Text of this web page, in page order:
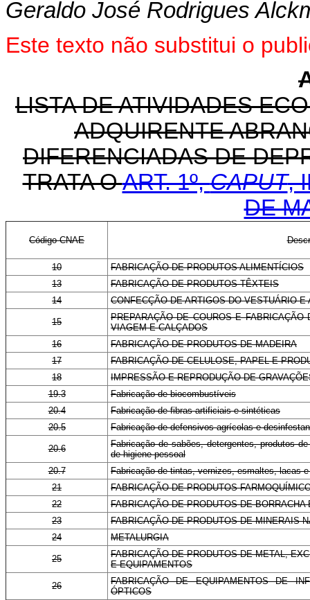
Geraldo José Rodrigues
Este texto não substitui o
LISTA DE ATIVIDADES
ADQUIRENTE
DIFERENCIADAS DE
TRATA OART. 1º,CAPUT,
DE
Código CNAE
10
FABRICAÇÃO DE PRODUTOS ALIMENTÍCIOS
13
FABRICAÇÃO DE PRODUTOS TÊXTEIS
14
CONFECÇÃO DE ARTIGOS DO VESTUÁRIO E
15
PREPARAÇÃO DE COUROS E
VIAGEM E CALÇADOS
16
FABRICAÇÃO DE PRODUTOS DE MADEIRA
17
FABRICAÇÃO DE CELULOSE, PAPEL E
18
IMPRESSÃO E REPRODUÇÃO DE
19.3
Fabricação de biocombustíveis
20.4
Fabricação de fibras artificiais e sintéticas
20.5
Fabricação de defensivos agrícolas e
20.6
Fabricação de sabões, detergentes, produtos
de higiene pessoal
20.7
Fabricação de tintas, vernizes, esmaltes, lacas
21
FABRICAÇÃO DE PRODUTOS
22
FABRICAÇÃO DE PRODUTOS DE
23
FABRICAÇÃO DE PRODUTOS DE MINERAIS
24
METALURGIA
25
FABRICAÇÃO DE PRODUTOS DE METAL,
E EQUIPAMENTOS
26
FABRICAÇÃO DE EQUIPAMENTOS DE
ÓPTICOS